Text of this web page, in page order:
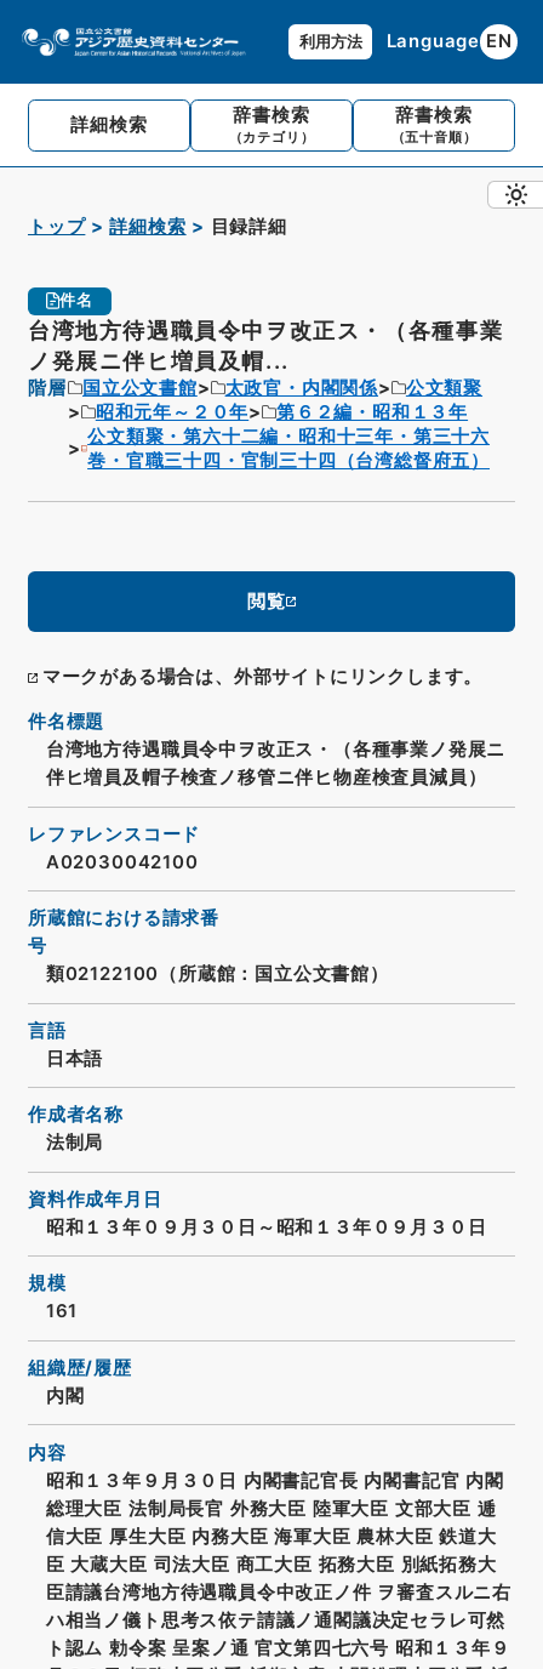
利用方法 Language EN
詳細検索 辞書検索
（カテゴリ）
辞書検索
（五十音順）
トップ 詳細検索 目録詳細
件名
台湾地方待遇職員令中ヲ改正ス・（各種事業
ノ発展ニ伴ヒ増員及帽...
階層 国立公文書館 太政官・内閣関係
公文類聚
昭和元年～２０年
第６２編・昭和１３年
公文類聚・第六十二編・昭和十三年・第三十六
巻・官職三十四・官制三十四（台湾総督府五）
閲覧
マークがある場合は、外部サイトにリンクします。
件名標題
台湾地方待遇職員令中ヲ改正ス・（各種事業ノ発展ニ
伴ヒ増員及帽子検査ノ移管ニ伴ヒ物産検査員減員）
レファレンスコード
A02030042100
所蔵館における請求番
号
類02122100（所蔵館：国立公文書館）
言語
日本語
作成者名称
法制局
資料作成年月日
昭和１３年０９月３０日～昭和１３年０９月３０日
規模
161
組織歴/履歴
内閣
内容
昭和１３年９月３０日 内閣書記官長 内閣書記官 内閣
総理大臣 法制局長官 外務大臣 陸軍大臣 文部大臣 逓
信大臣 厚生大臣 内務大臣 海軍大臣 農林大臣 鉄道大
臣 大蔵大臣 司法大臣 商工大臣 拓務大臣 別紙拓務大
臣請議台湾地方待遇職員令中改正ノ件 ヲ審査スルニ右
ハ相当ノ儀ト思考ス依テ請議ノ通閣議决定セラレ可然
ト認ム 勅令案 呈案ノ通 官文第四七六号 昭和１３年９